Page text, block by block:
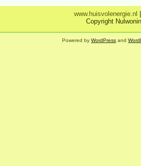
www.huisvolenergie.nl
Copyright
Powered by WordPress and